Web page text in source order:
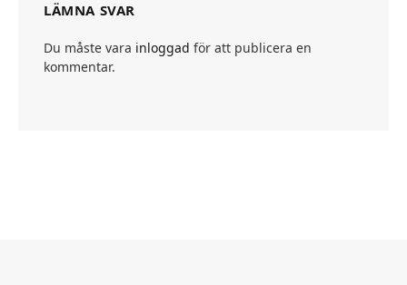
LÄMNA SVAR
Du måste vara inloggad för att publicera en
kommentar.